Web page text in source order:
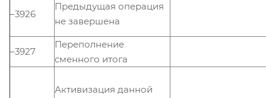
–3926
Предыдущая операция
не завершена
–3927
Переполнение
сменного итога
Активизация данной